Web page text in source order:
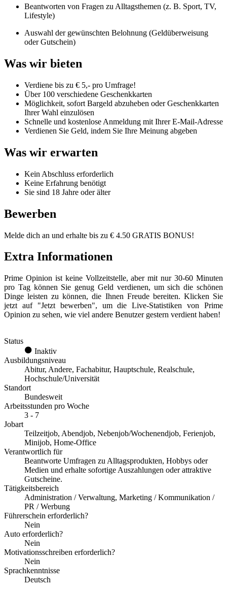
Beantworten von Fragen zu Alltagsthemen (z. B. Sport, TV,
Lifestyle)
Auswahl der gewünschten Belohnung (Geldüberweisung
oder Gutschein)
Was wir bieten
Verdiene bis zu € 5,- pro Umfrage!
Über 100 verschiedene Geschenkkarten
Möglichkeit, sofort Bargeld abzuheben oder Geschenkkarten
Ihrer Wahl einzulösen
Schnelle und kostenlose Anmeldung mit Ihrer E-Mail-Adresse
Verdienen Sie Geld, indem Sie Ihre Meinung abgeben
Was wir erwarten
Kein Abschluss erforderlich
Keine Erfahrung benötigt
Sie sind 18 Jahre oder älter
Bewerben
Melde dich an und erhalte bis zu € 4.50 GRATIS BONUS!
Extra Informationen
Prime Opinion ist keine Vollzeitstelle, aber mit nur 30-60 Minuten
pro Tag können Sie genug Geld verdienen, um sich die schönen
Dinge leisten zu können, die Ihnen Freude bereiten. Klicken Sie
jetzt auf "Jetzt bewerben", um die Live-Statistiken von Prime
Opinion zu sehen, wie viel andere Benutzer gestern verdient haben!
Status
Inaktiv
Ausbildungsniveau
Abitur, Andere, Fachabitur, Hauptschule, Realschule,
Hochschule/Universität
Standort
Bundesweit
Arbeitsstunden pro Woche
3 - 7
Jobart
Teilzeitjob, Abendjob, Nebenjob/Wochenendjob, Ferienjob,
Minijob, Home-Office
Verantwortlich für
Beantworte Umfragen zu Alltagsprodukten, Hobbys oder
Medien und erhalte sofortige Auszahlungen oder attraktive
Gutscheine.
Tätigkeitsbereich
Administration / Verwaltung, Marketing / Kommunikation /
PR / Werbung
Führerschein erforderlich?
Nein
Auto erforderlich?
Nein
Motivationsschreiben erforderlich?
Nein
Sprachkenntnisse
Deutsch